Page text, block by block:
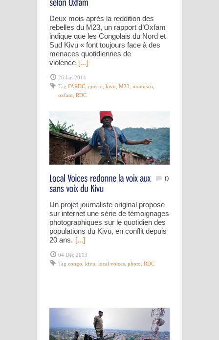
Deux mois après la reddition des
rebelles du M23, un rapport d’Oxfam
indique que les Congolais du Nord et
Sud Kivu « font toujours face à des
menaces quotidiennes de
violence [...]
26 Jan 2014
Tag FARDC guerre kivu M23 monusco
oxfam RDC
0
Un projet journaliste original propose
sur internet une série de témoignages
photographiques sur le quotidien des
populations du Kivu, en conflit depuis
20 ans. [...]
04 Déc 2013
Tag congo kivu local voices photo RDC